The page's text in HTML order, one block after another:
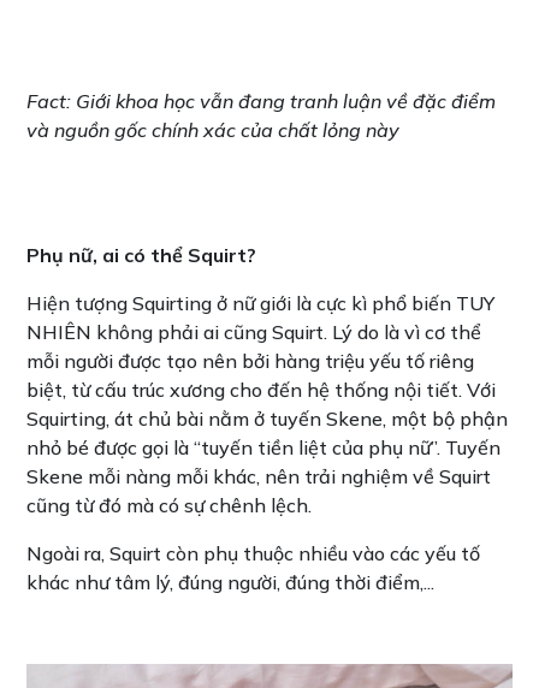
Fact: Giới khoa học vẫn đang tranh luận về đặc điểm
và nguồn gốc chính xác của chất lỏng này
Phụ nữ, ai có thể Squirt?
Hiện tượng Squirting ở nữ giới là cực kì phổ biến TUY
NHIÊN không phải ai cũng Squirt. Lý do là vì cơ thể
mỗi người được tạo nên bởi hàng triệu yếu tố riêng
biệt, từ cấu trúc xương cho đến hệ thống nội tiết. Với
Squirting, át chủ bài nằm ở tuyến Skene, một bộ phận
nhỏ bé được gọi là “tuyến tiền liệt của phụ nữ”. Tuyến
Skene mỗi nàng mỗi khác, nên trải nghiệm về Squirt
cũng từ đó mà có sự chênh lệch.
Ngoài ra, Squirt còn phụ thuộc nhiều vào các yếu tố
khác như tâm lý, đúng người, đúng thời điểm,...